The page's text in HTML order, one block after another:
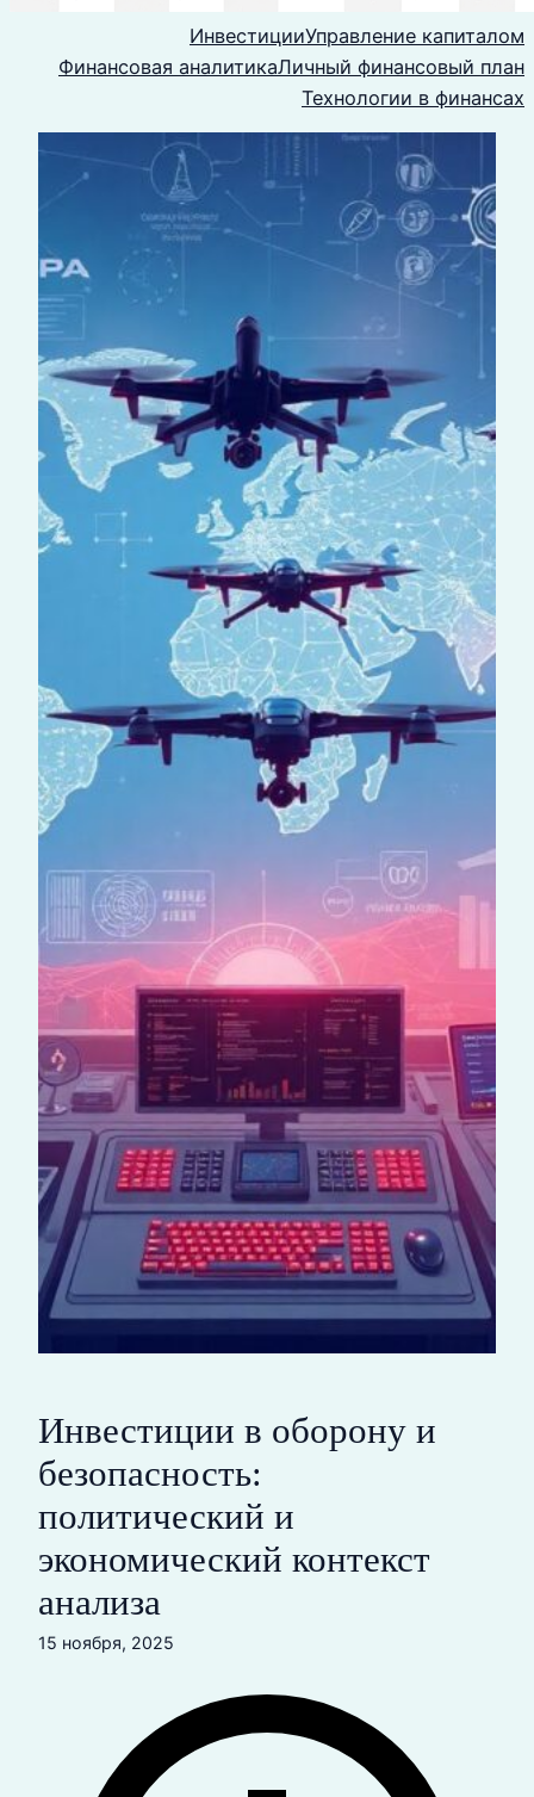
ИнвестицииУправление капиталом
Финансовая аналитикаЛичный финансовый план
Технологии в финансах
Инвестиции в оборону и
безопасность:
политический и
экономический контекст
анализа
15 ноября, 2025